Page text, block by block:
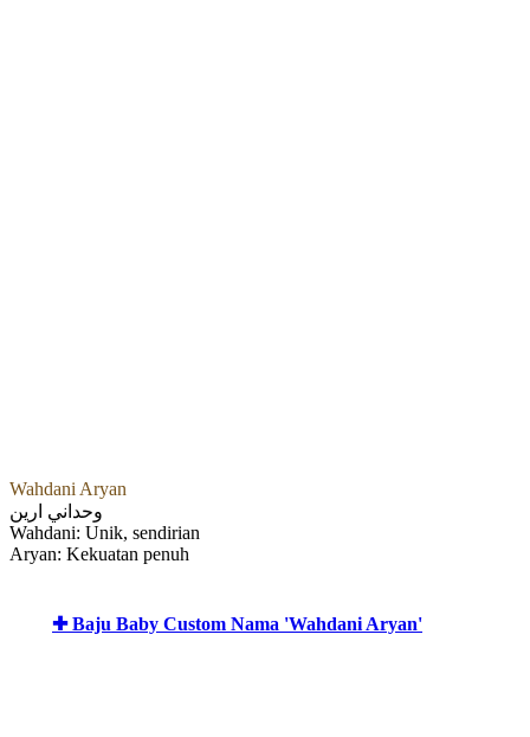
Wahdani Aryan
وحداني ارين
Wahdani: Unik, sendirian
Aryan: Kekuatan penuh
✚ Baju Baby Custom Nama 'Wahdani Aryan'